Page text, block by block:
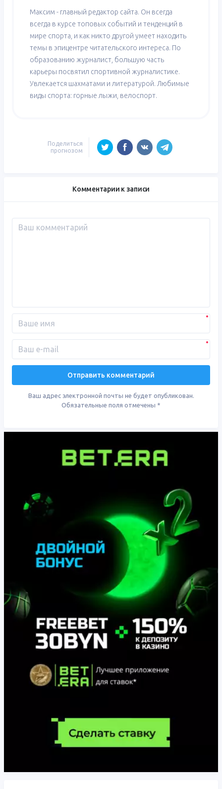
Максим - главный редактор сайта. Он всегда
всегда в курсе топовых событий и тенденций в
мире спорта, и как никто другой умеет находить
темы в эпицентре читательского интереса. По
образованию журналист, большую часть
карьеры посвятил спортивной журналистике.
Увлекается шахматами и литературой. Любимые
виды спорта: горные лыжи, велоспорт.
Поделиться
прогнозом
Комментарии к записи
Ваш адрес электронной почты не будет опубликован.
Обязательные поля отмечены *